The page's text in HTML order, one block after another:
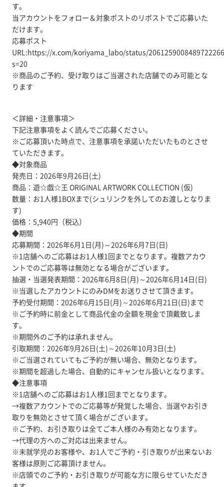
す。
当アカウントをフォロー＆対象ポストのリポストでご応募いた
だけます。
応募ポスト
URL:https://x.com/koriyama_labo/status/
s=20
※商品のご予約、受け取りはご当選された店舗でのみ可能とな
ります
＜詳細・注意事項＞
下記注意事項をよく読んでご応募ください。
※ご応募頂いた時点で、注意事項を承諾いただいたものとさせ
ていただきます。
◆対象商品
発売日：2026年9月26日(土)
商品：遊☆戯☆王 ORIGINAL ARTWORK COLLECTION (仮)
数量：お1人様1BOXまで(シュリンクを外してのお渡しとなりま
す)
価格：5,940円（税込）
◆期間
応募期間：2026年6月1日(月)～2026年6月7日(日)
※1店舗へのご応募はお1人様1回までとなります。複数アカウ
ントでのご応募等は無効となる場合がございます。
抽選・当選発表期間：2026年6月8日(月)～2026年6月14日(日)
※当選したアカウントにのみDMをお送りさせて頂きます。
予約受付期間：2026年6月15日(月)～2026年6月21日(日)まで
※ご予約時に前金として商品代金の全額を現金で頂戴致しま
す。
※期間外のご予約は承れません。
引取期間：2026年9月26日(土)～2026年10月3日(土)
※ご当選されていてもご予約が無い場合、無効となります。
※期間を超過した場合、自動的にキャンセル扱いとなります。
◆注意事項
※1店舗へのご応募はお1人様1回までとなります。
→複数アカウントでのご応募等が発覚した場合、当選やお引き
取りを無効とさせて頂く場合がございます。
※ご予約、お引き取りは全てご本人様のみ有効となります。
→代理の方へのご対応は出来ません。
※未就学児のお客様や、お1人でご予約・引き取りが出来ないお
客様は原則ご応募頂けません。
※店頭でのご予約・お引き取りが可能な方に限らせていただき